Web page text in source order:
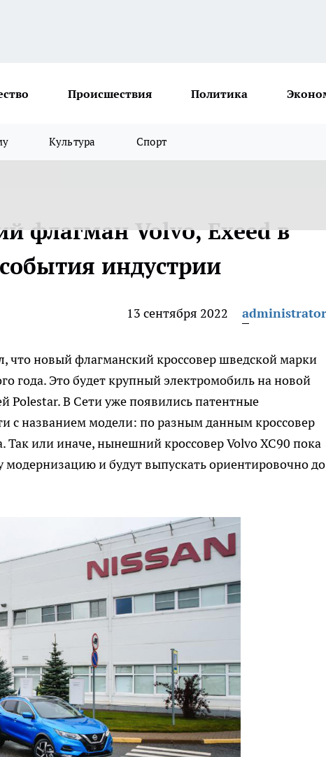
Происшествия Политика
Культура Спорт
флагман Volvo, Exeed в
индустрии
13 сентября 2022 administrator
что новый флагманский кроссовер шведской марки
года. Это будет крупный электромобиль на новой
В Сети уже появились патентные
с названием модели: по разным данным кроссовер
Так или иначе, нынешний кроссовер Volvo XC90 пока
модернизацию и будут выпускать ориентировочно до